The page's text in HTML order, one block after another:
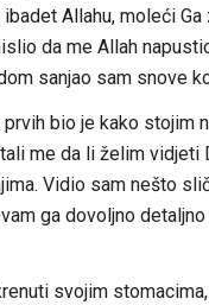
Allahu, moleći
da me Allah
sanjao sam snove
bio je kako stojim
me da li želim vidjeti
Vidio sam nešto
ga dovoljno detaljno
svojim